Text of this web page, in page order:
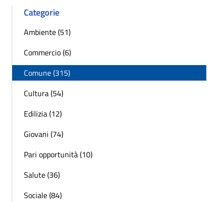
Categorie
Ambiente (51)
Commercio (6)
Comune (315)
Cultura (54)
Edilizia (12)
Giovani (74)
Pari opportunità (10)
Salute (36)
Sociale (84)